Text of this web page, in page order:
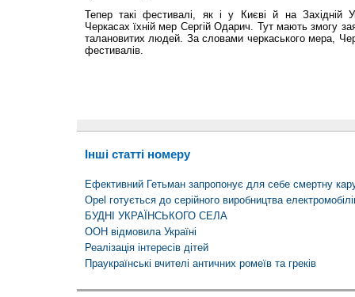
Тепер такі фестивалі, як і у Києві й на Західній
Черкасах їхній мер Сергій Одарич. Тут мають змогу
талановитих людей. За словами черкаського мера,
фестивалів.
Інші статті номеру
Ефективний Гетьман запропонує для себе смертну
Opel готується до серійного виробництва
БУДНІ УКРАЇНСЬКОГО СЕЛА
ООН відмовила Україні
Реалізація інтересів дітей
Праукраїнські вчителі античних ромеїв та греків